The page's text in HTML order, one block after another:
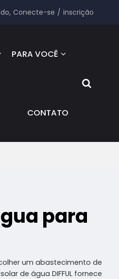
Conecte-se / inscrição
PARA VOCÊ
CONTATO
para
um abastecimento de
de água DIFFUL fornece